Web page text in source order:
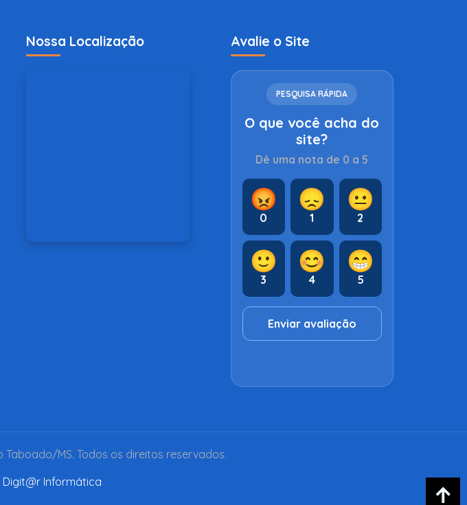
Nossa Localização Avalie o Site
PESQUISA RÁPIDA
O que você acha do
site?
Dê uma nota de 0 a 5
😡
0
😞
1
😐
2
🙂
3
😊
4
😁
5
Enviar avaliação
MS. Todos os direitos reservados.
Digit@r Informática